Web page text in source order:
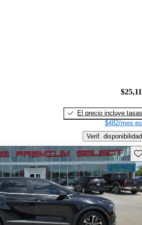
El precio incluye tasas
$482/mes
Verif. disponibilidad